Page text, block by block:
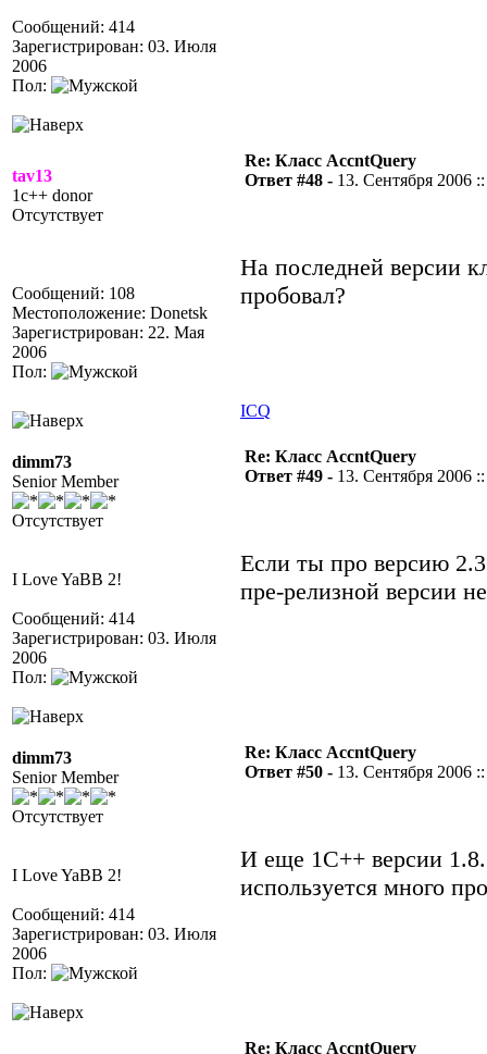
Сообщений: 414
Зарегистрирован: 03. Июля
2006
Пол:
tav13
1c++ donor
Отсутствует
Сообщений: 108
Местоположение: Donetsk
Зарегистрирован: 22. Мая
2006
Пол:
Re: Класс AccntQuery
Ответ #48 - 13. Сентября 2006
На последней версии
пробовал?
ICQ
dimm73
Senior Member
Отсутствует
I Love YaBB 2!
Сообщений: 414
Зарегистрирован: 03. Июля
2006
Пол:
Re: Класс AccntQuery
Ответ #49 - 13. Сентября 2006
Если ты про версию
пре-релизной версии
dimm73
Senior Member
Отсутствует
I Love YaBB 2!
Сообщений: 414
Зарегистрирован: 03. Июля
2006
Пол:
Re: Класс AccntQuery
Ответ #50 - 13. Сентября 2006
И еще 1С++ версии
используется много
Re: Класс AccntQuery